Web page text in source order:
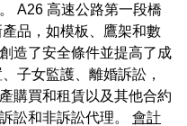
A26 高速公路第一段橋
品，如模板、鷹架和數
造了安全條件並提高了成
子女監護、離婚訴訟，
購買和租賃以及其他合約
訟和非訴訟代理。 會計